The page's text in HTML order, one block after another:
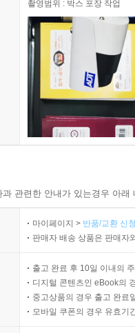
촬영범위 : 박스 포장 작업
관련한 안내가 있는경우 아
마이페이지 > 반품/교환 신
판매자 배송 상품은 판매자
출고 완료 후 10일 이내의
디지털 콘텐츠인 eBook의
중고상품의 경우 출고 완료
모바일 쿠폰의 경우 유효기